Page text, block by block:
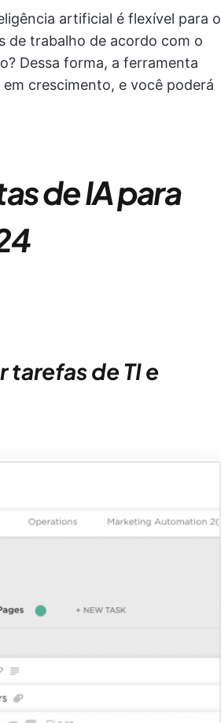
artificial é flexível para o
de trabalho de acordo com o
Dessa forma, a ferramenta
crescimento, e você poderá
de IA para
tarefas de TI e